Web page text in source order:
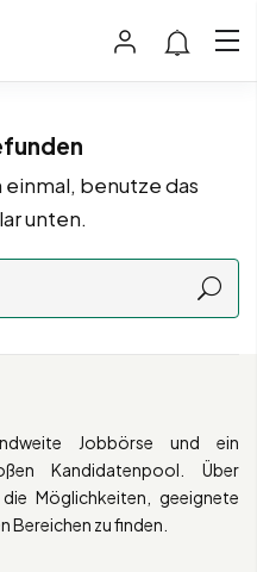
benutze das
unten.
Jobbörse und ein
Kandidatenpool. Über
Möglichkeiten, geeignete
Bereichen zu finden.